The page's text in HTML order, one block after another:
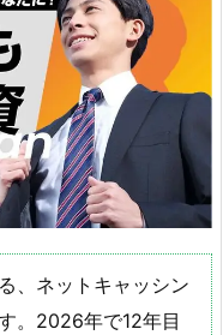
、ネットキャッシン
。2026年で12年目